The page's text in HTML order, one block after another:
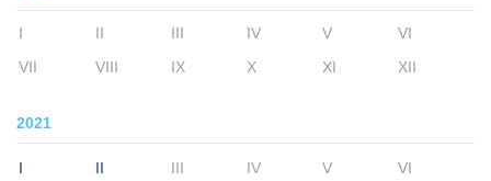
I II III IV V
VI
VII
VIII IX X XI XII
2021
I II III IV V VI